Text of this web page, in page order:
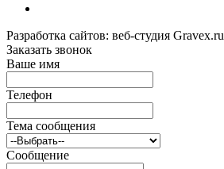
Разработка сайтов: веб-студия Gravex.ru
Заказать звонок
Ваше имя
Телефон
Тема сообщения
Сообщение